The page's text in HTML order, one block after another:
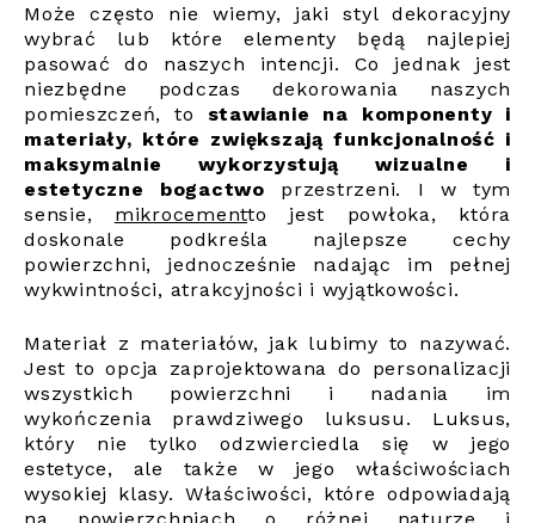
Może często nie wiemy, jaki styl dekoracyjny
wybrać lub które elementy będą najlepiej
pasować do naszych intencji. Co jednak jest
niezbędne podczas dekorowania naszych
pomieszczeń, to stawianie na komponenty i
materiały, które zwiększają funkcjonalność i
maksymalnie wykorzystują wizualne i
estetyczne bogactwo przestrzeni. I w tym
sensie,
mikrocementto jest powłoka, która
doskonale podkreśla najlepsze cechy
powierzchni, jednocześnie nadając im pełnej
wykwintności, atrakcyjności i wyjątkowości.
Materiał z materiałów, jak lubimy to nazywać.
Jest to opcja zaprojektowana do personalizacji
wszystkich powierzchni i nadania im
wykończenia prawdziwego luksusu. Luksus,
który nie tylko odzwierciedla się w jego
estetyce, ale także w jego właściwościach
wysokiej klasy. Właściwości, które odpowiadają
na powierzchniach o różnej naturze i